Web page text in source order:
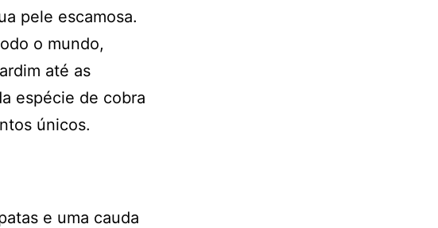
pele escamosa.
o mundo,
até as
espécie de cobra
únicos.
e uma cauda